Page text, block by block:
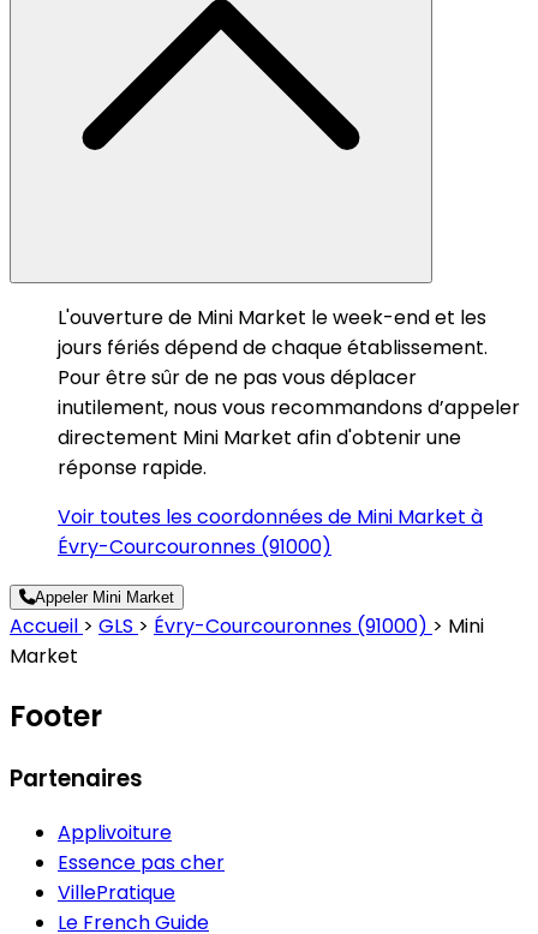
L'ouverture de Mini Market le week-end et les
jours fériés dépend de chaque établissement.
Pour être sûr de ne pas vous déplacer
inutilement, nous vous recommandons d’appeler
directement Mini Market afin d'obtenir une
réponse rapide.
Voir toutes les coordonnées de Mini Market à
Évry-Courcouronnes (91000)
Appeler Mini Market
Accueil > GLS > Évry-Courcouronnes (91000) > Mini
Market
Footer
Partenaires
Applivoiture
Essence pas cher
VillePratique
Le French Guide